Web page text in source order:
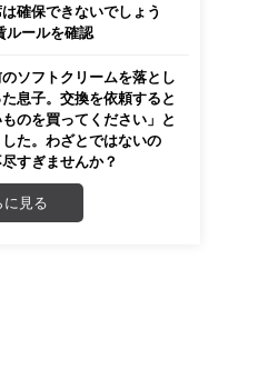
確保できないでしょう
ルールを確認
ソフトクリームを落とし
息子。交換を依頼すると
ものを買ってください」と
た。わざとではないの
すぎませんか？
に見る